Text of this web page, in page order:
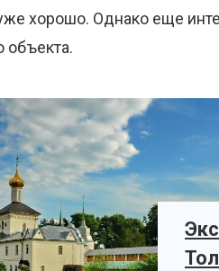
хорошо. Однако еще
объекта.